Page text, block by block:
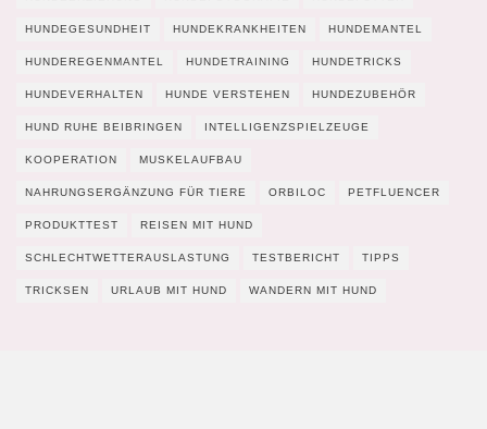
HUNDEGESUNDHEIT HUNDEKRANKHEITEN HUNDEMANTEL
HUNDEREGENMANTEL HUNDETRAINING HUNDETRICKS
HUNDEVERHALTEN HUNDE VERSTEHEN HUNDEZUBEHÖR
HUND RUHE BEIBRINGEN INTELLIGENZSPIELZEUGE
KOOPERATION MUSKELAUFBAU
NAHRUNGSERGÄNZUNG FÜR TIERE ORBILOC PETFLUENCER
PRODUKTTEST REISEN MIT HUND
SCHLECHTWETTERAUSLASTUNG TESTBERICHT TIPPS
TRICKSEN URLAUB MIT HUND WANDERN MIT HUND